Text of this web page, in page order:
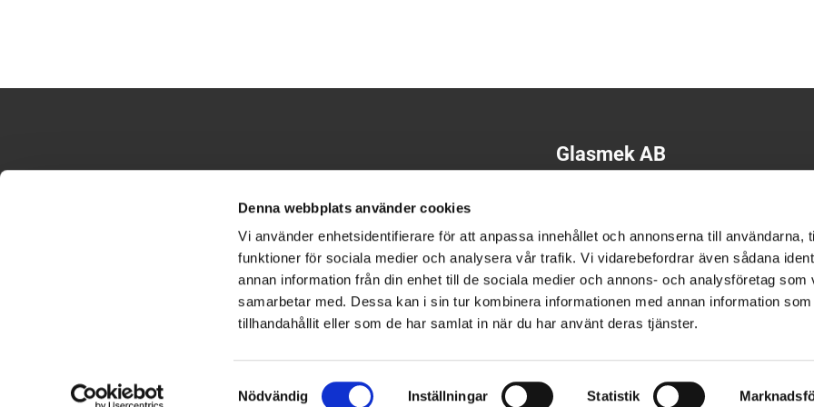
Denna webbplats använder cookies
Vi använder enhetsidentifierare för att anpassa innehållet och annonserna till användarna,
funktioner för sociala medier och analysera vår trafik. Vi vidarebefordrar även sådana
annan information från din enhet till de sociala medier och annons- och analysföretag som
samarbetar med. Dessa kan i sin tur kombinera informationen med annan information
tillhandahållit eller som de har samlat in när du har använt deras tjänster.
Samtyckesval
Nödvändig Inställningar Statistik
Glasmek AB
Tel:+46 (0)479-53 53 00
Besök vår Facebooksida
Alla priser är exklusive moms - All prices are excluding VAT
Integritet & cookies